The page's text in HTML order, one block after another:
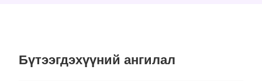
Бүтээгдэхүүний ангилал